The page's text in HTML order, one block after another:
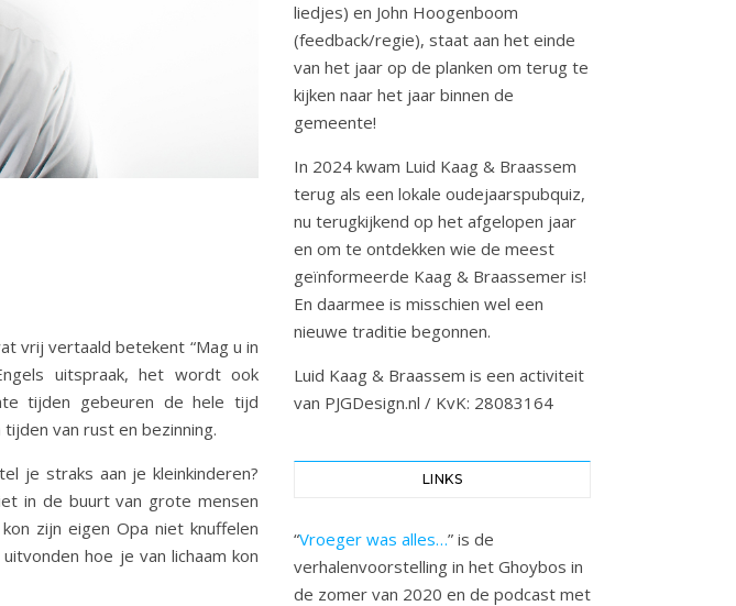
vrij vertaald betekent “Mag u in
uitspraak, het wordt ook
tijden gebeuren de hele tijd
van rust en bezinning.
je straks aan je kleinkinderen?
in de buurt van grote mensen
zijn eigen Opa niet knuffelen
hoe je van lichaam kon
liedjes) en John Hoogenboom
(feedback/regie), staat aan het einde
van het jaar op de planken om terug te
kijken naar het jaar binnen de
gemeente!
In 2024 kwam Luid Kaag & Braassem
terug als een lokale oudejaarspubquiz,
nu terugkijkend op het afgelopen jaar
en om te ontdekken wie de meest
geïnformeerde Kaag & Braassemer is!
En daarmee is misschien wel een
nieuwe traditie begonnen.
Luid Kaag & Braassem is een activiteit
van PJGDesign.nl / KvK: 28083164
LINKS
“Vroeger was alles…” is de
verhalenvoorstelling in het Ghoybos in
de zomer van 2020 en de podcast met